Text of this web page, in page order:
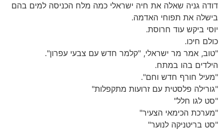
דודה גניה שאלה את חיה ישראלי כמה מלח הכניסה למים בהם
בישלה את תפוחי האדמה.
יוסי ביקש עוד חרוסת.
כולם חיכו.
"טוב, אמר מר ישראלי, "קלמר חדש עם צבעי עפרון".
הילדים בהו במתח.
"מעיל חורף חדש וחם".
"גורילה פלסטית עם זרועות מתקפלות"
"סט לגו חלל"
"מערכת הכימאי הצעיר"
"סט בריטניקה לנוער"